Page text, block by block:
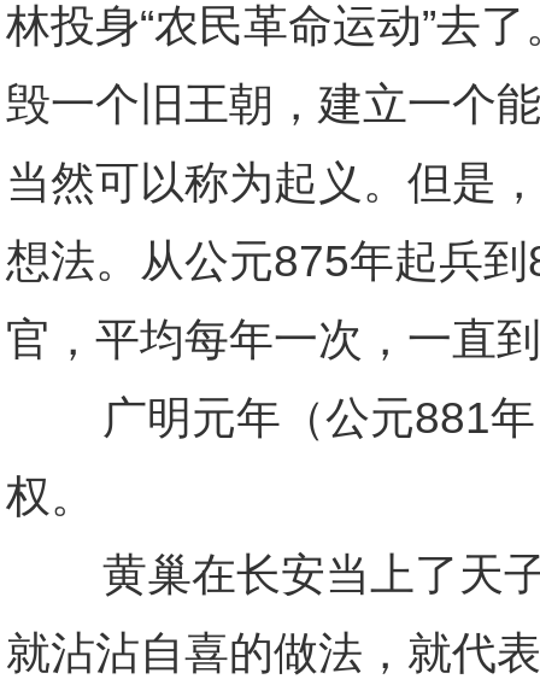
林投身“农民革命运动”去
毁一个旧王朝，建立一个
当然可以称为起义。但是
想法。从公元875年起兵
官，平均每年一次，一直
广明元年（公元881年
权。
黄巢在长安当上了天子
就沾沾自喜的做法，就代